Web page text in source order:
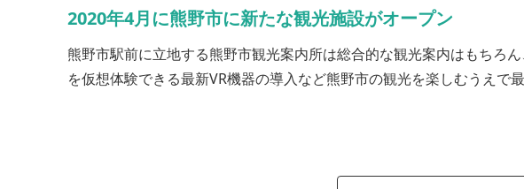
2020年4月に熊野市に新たな観光施設がオープン
熊野市駅前に立地する熊野市観光案内所は総合的な観光案内はもちろ
を仮想体験できる最新VR機器の導入など熊野市の観光を楽しむうえで